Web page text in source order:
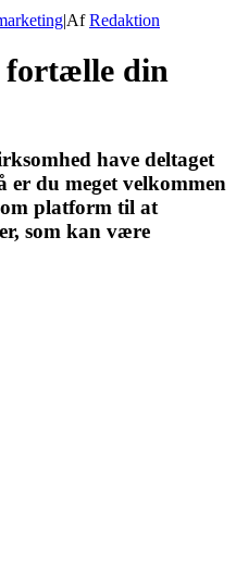
|AfRedaktion
fortælle din
have deltaget
du meget velkommen
platform til at
som kan være